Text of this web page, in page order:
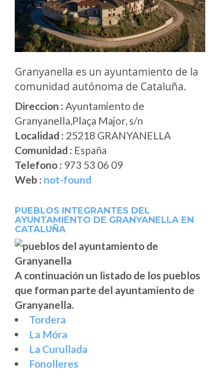
Granyanella es un ayuntamiento de la
comunidad autónoma de Cataluña.
Direccion : Ayuntamiento de
Granyanella,Plaça Major, s/n
Localidad : 25218 GRANYANELLA
Comunidad : España
Telefono : 973 53 06 09
Web : not-found
PUEBLOS INTEGRANTES DEL
AYUNTAMIENTO DE GRANYANELLA EN
CATALUÑA
A continuación un listado de los pueblos
que forman parte del ayuntamiento de
Granyanella.
Tordera
La Móra
La Curullada
Fonolleres